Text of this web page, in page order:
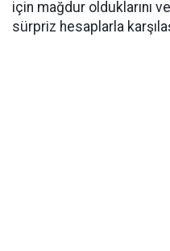
için mağdur olduklarını
sürpriz hesaplarla